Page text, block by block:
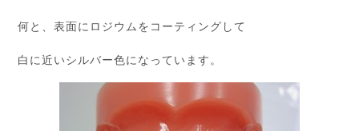
何と、表面にロジウムをコーティングして
白に近いシルバー色になっています。